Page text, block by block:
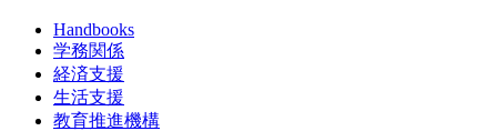
Handbooks
学務関係
経済支援
生活支援
教育推進機構